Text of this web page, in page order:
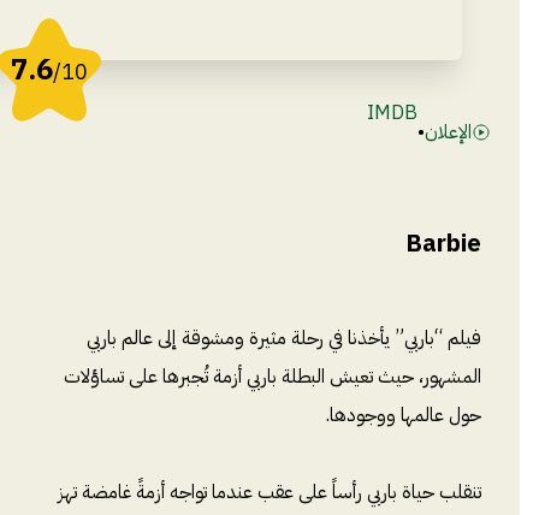
7.6/10
الإعلان•
IMDB
Barbie
فيلم “باربي” يأخذنا في رحلة مثيرة ومشوقة إلى عالم باربي
المشهور، حيث تعيش البطلة باربي أزمة تُجبرها على تساؤلات
حول عالمها ووجودها.
تنقلب حياة باربي رأساً على عقب عندما تواجه أزمةً غامضة تهز